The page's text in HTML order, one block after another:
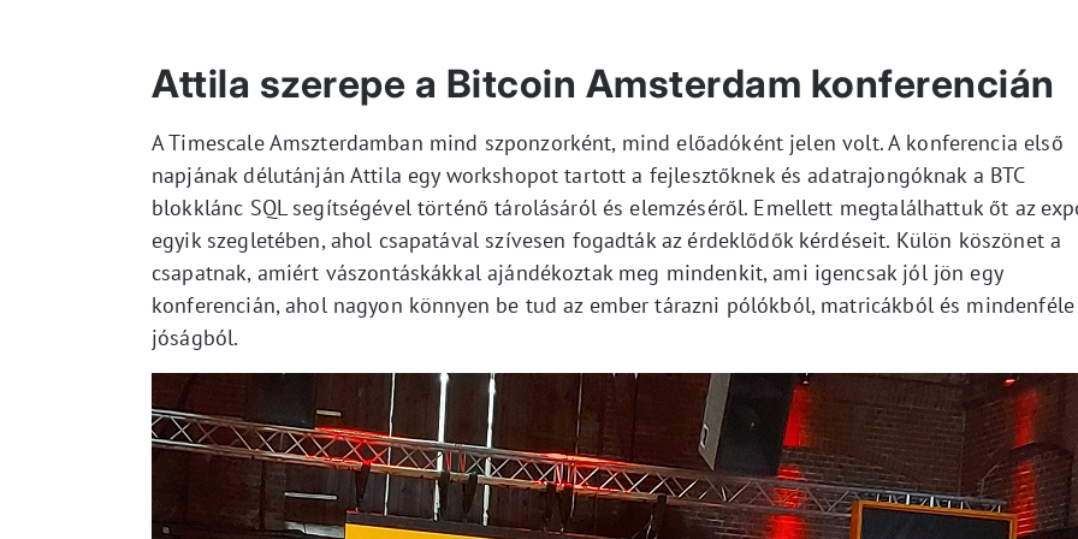
Attila szerepe a Bitcoin Amsterdam konferencián
A Timescale Amszterdamban mind szponzorként, mind előadóként jelen volt. A konferencia első
napjának délutánján Attila egy workshopot tartott a fejlesztőknek és adatrajongóknak a BTC
blokklánc SQL segítségével történő tárolásáról és elemzéséről. Emellett megtalálhattuk őt az
egyik szegletében, ahol csapatával szívesen fogadták az érdeklődők kérdéseit. Külön köszönet a
csapatnak, amiért vászontáskákkal ajándékoztak meg mindenkit, ami igencsak jól jön egy
konferencián, ahol nagyon könnyen be tud az ember tárazni pólókból, matricákból és mindenféle
jóságból.